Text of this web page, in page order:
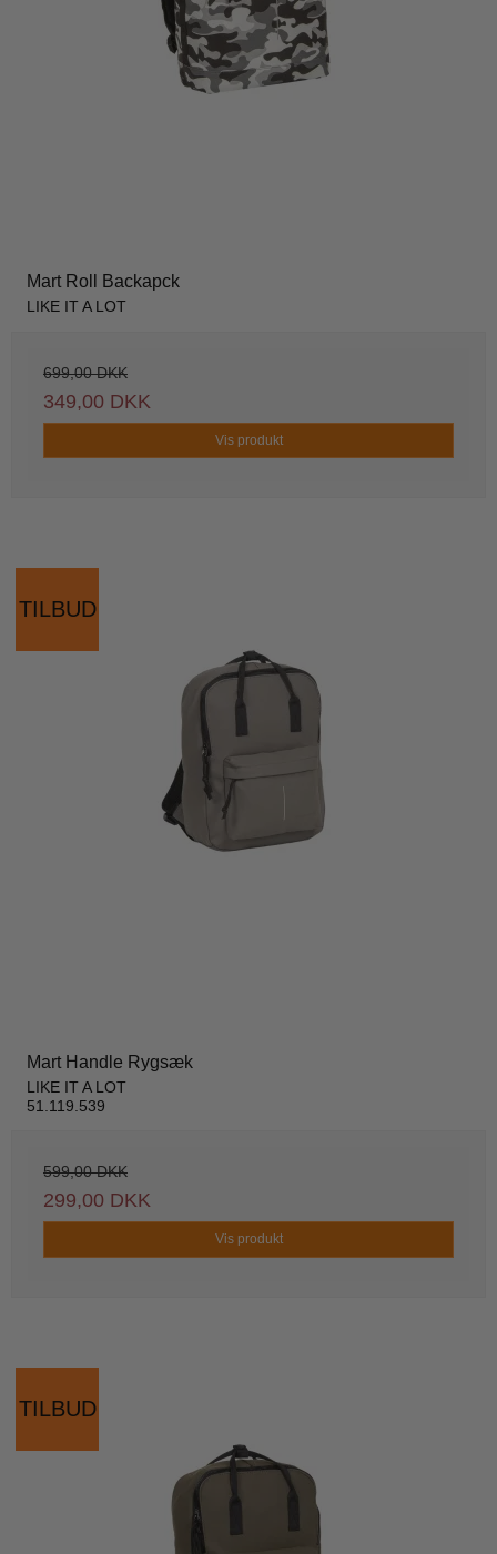
Mart Roll Backapck
LIKE IT A LOT
699,00 DKK
349,00 DKK
Vis produkt
TILBUD
Mart Handle Rygsæk
LIKE IT A LOT
51.119.539
599,00 DKK
299,00 DKK
Vis produkt
TILBUD